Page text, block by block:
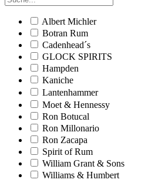
Albert Michler
Botran Rum
Cadenhead´s
GLOCK SPIRITS
Hampden
Kaniche
Lantenhammer
Moet & Hennessy
Ron Botucal
Ron Millonario
Ron Zacapa
Spirit of Rum
William Grant & Sons
Williams & Humbert